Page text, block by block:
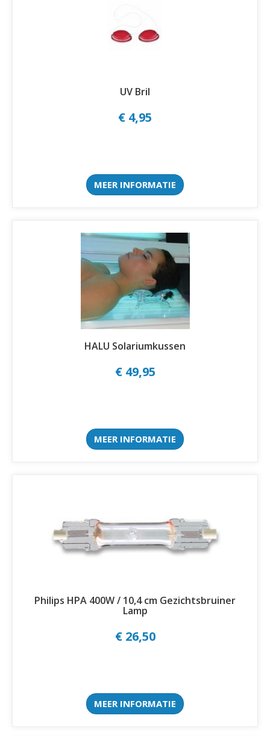
UV Bril
€ 4,95
MEER INFORMATIE
HALU Solariumkussen
€ 49,95
MEER INFORMATIE
Philips HPA 400W / 10,4 cm Gezichtsbruiner
Lamp
€ 26,50
MEER INFORMATIE